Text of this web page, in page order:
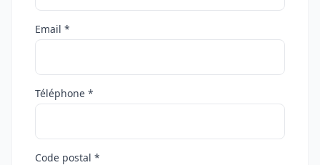
Email *
Téléphone *
Code postal *